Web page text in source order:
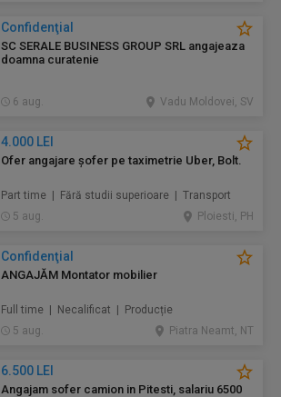
Confidenţial
SC SERALE BUSINESS GROUP SRL angajeaza
doamna curatenie
6 aug. Vadu Moldovei, SV
4.000 LEI
Ofer angajare șofer pe taximetrie Uber, Bolt.
Part time | Fără studii superioare | Transport
5 aug.
Ploiesti, PH
Confidenţial
ANGAJĂM Montator mobilier
Full time | Necalificat | Producție
5 aug.
Piatra Neamt, NT
6.500 LEI
Angajam sofer camion in Pitesti, salariu 6500